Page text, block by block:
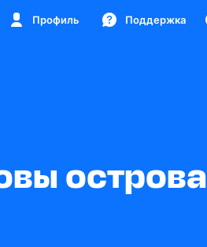
Профиль Поддержка
острова